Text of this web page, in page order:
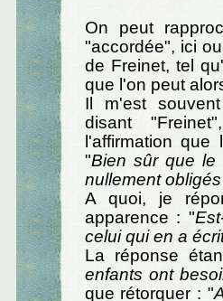
On peut
"accordée", ici
de Freinet, tel
que l'on peut
Il m'est
disant
l'affirmation
"Bien sûr que le
nullement
A quoi, je
apparence : "
celui qui en a
La réponse
enfants ont
que rétorquer : "